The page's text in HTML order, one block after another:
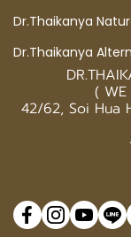
Dr.Thaikanya
Dr.Thaikanya
( WE
42/62, Soi Hua